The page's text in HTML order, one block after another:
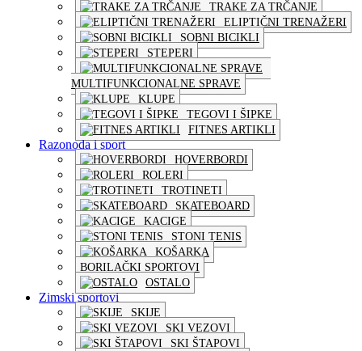
TRAKE ZA TRČANJE
ELIPTIČNI TRENAŽERI
SOBNI BICIKLI
STEPERI
MULTIFUNKCIONALNE SPRAVE
KLUPE
TEGOVI I ŠIPKE
FITNES ARTIKLI
Razonoda i sport
HOVERBORDI
ROLERI
TROTINETI
SKATEBOARD
KACIGE
STONI TENIS
KOŠARKA
BORILAČKI SPORTOVI
OSTALO
Zimski sportovi
SKIJE
SKI VEZOVI
SKI ŠTAPOVI